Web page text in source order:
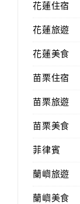
花蓮住宿
花蓮旅遊
花蓮美食
苗栗住宿
苗栗旅遊
苗栗美食
菲律賓
蘭嶼旅遊
蘭嶼美食